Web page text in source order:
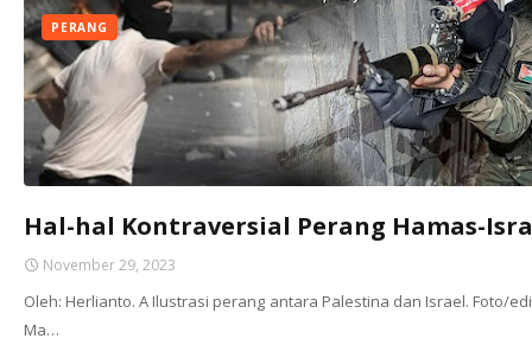
PERANG
Hal-hal Kontraversial Perang Hamas-
November 29, 2023
Oleh: Herlianto. A Ilustrasi perang antara Palestina dan Israel. Foto/
Ma…